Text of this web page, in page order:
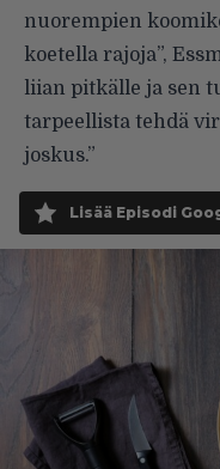
nuorempien
koetella rajoja”,
liian pitkälle ja sen
tarpeellista tehdä
joskus.”
Lisää Episodi